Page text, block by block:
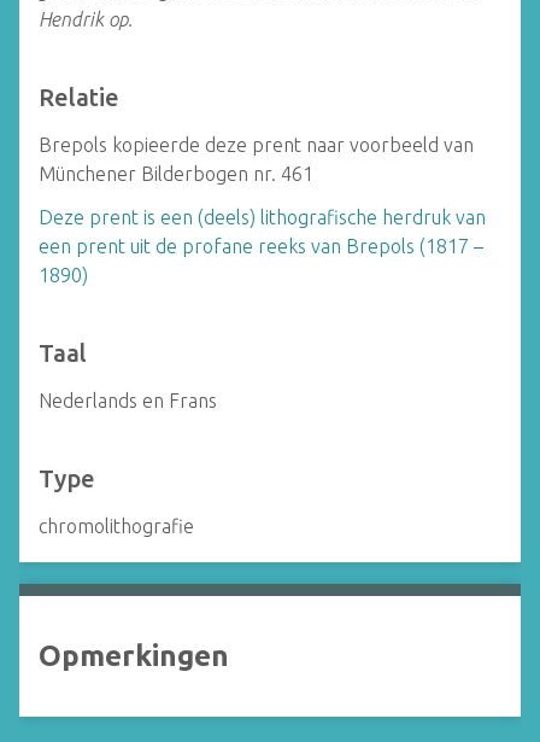
Hendrik op.
Relatie
Brepols kopieerde deze prent naar voorbeeld van
Münchener Bilderbogen nr. 461
Deze prent is een (deels) lithografische herdruk van
een prent uit de profane reeks van Brepols (1817 –
1890)
Taal
Nederlands en Frans
Type
chromolithografie
Opmerkingen